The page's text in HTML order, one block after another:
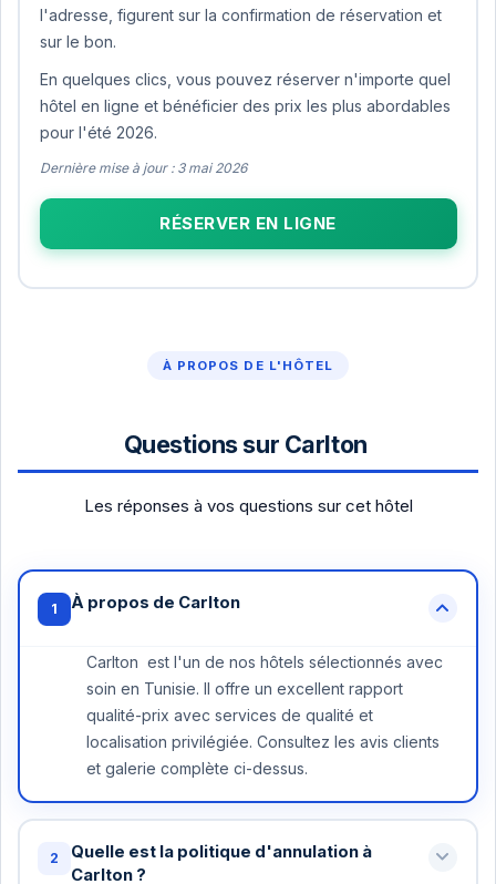
l'adresse, figurent sur la confirmation de réservation et
sur le bon.
En quelques clics, vous pouvez réserver n'importe quel
hôtel en ligne et bénéficier des prix les plus abordables
pour l'été 2026.
Dernière mise à jour : 3 mai 2026
RÉSERVER EN LIGNE
À PROPOS DE L'HÔTEL
Questions sur Carlton
Les réponses à vos questions sur cet hôtel
1 À propos de Carlton
Carlton est l'un de nos hôtels sélectionnés avec
soin en Tunisie. Il offre un excellent rapport
qualité-prix avec services de qualité et
localisation privilégiée. Consultez les avis clients
et galerie complète ci-dessus.
2
Quelle est la politique d'annulation à
Carlton ?